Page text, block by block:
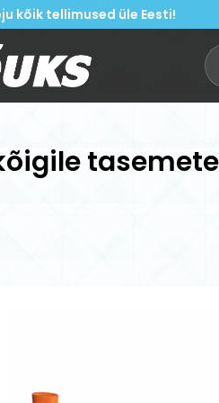
kõik tellimused üle Eesti!